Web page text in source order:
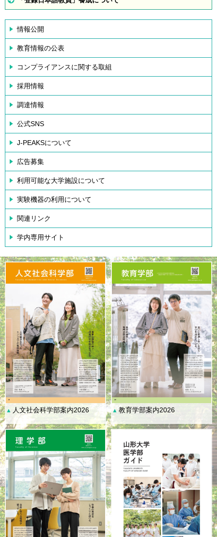
情報公開
教育情報の公表
コンプライアンスに関する取組
採用情報
調達情報
公式SNS
J-PEAKSについて
広告募集
利用可能な大学施設について
実験機器の利用について
関連リンク
学内専用サイト
▲ 人文社会科学部案内2026 ▲ 教育学部案内2026